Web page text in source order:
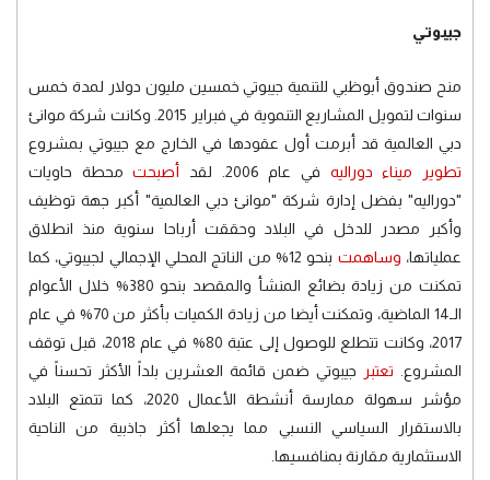
جيبوتي
منح صندوق أبوظبي للتنمية جيبوتي خمسين مليون دولار لمدة خمس
سنوات لتمويل المشاريع التنموية في فبراير 2015. وكانت شركة موانئ
دبي العالمية قد أبرمت أول عقودها في الخارج مع جيبوتي بمشروع
تطوير ميناء دوراليه في عام 2006. لقد أصبحتمحطة حاويات
"دوراليه" بفضل إدارة شركة "موانئ دبي العالمية" أكبر جهة توظيف
وأكبر مصدر للدخل في البلاد وحققت أرباحا سنوية منذ انطلاق
عملياتها، وساهمت
بنحو 12% من الناتج المحلي الإجمالي لجيبوتي، كما
تمكنت من زيادة بضائع المنشأ والمقصد بنحو 380% خلال الأعوام
الـ14 الماضية، وتمكنت أيضا من زيادة الكميات بأكثر من 70% في عام
2017، وكانت تتطلع للوصول إلى عتبة 80% في عام 2018، قبل توقف
المشروع. تعتبر
جيبوتي ضمن قائمة العشرين بلداً الأكثر تحسناً في
مؤشر سهولة ممارسة أنشطة الأعمال 2020، كما تتمتع البلاد
بالاستقرار السياسي النسبي مما يجعلها أكثر جاذبية من الناحية
الاستثمارية مقارنة بمنافسيها.